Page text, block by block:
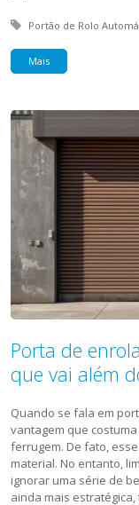
Tagged with:
Portão de Rolo
Mais
Porta de
que vai além
Quando se fala em
vantagem que
ferrugem. De fato,
material. No entanto,
ignorar uma série de
ainda mais